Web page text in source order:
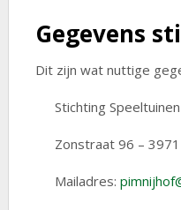
Gegevens
Dit zijn wat nuttige
Stichting
Zonstraat 96 –
Mailadres: